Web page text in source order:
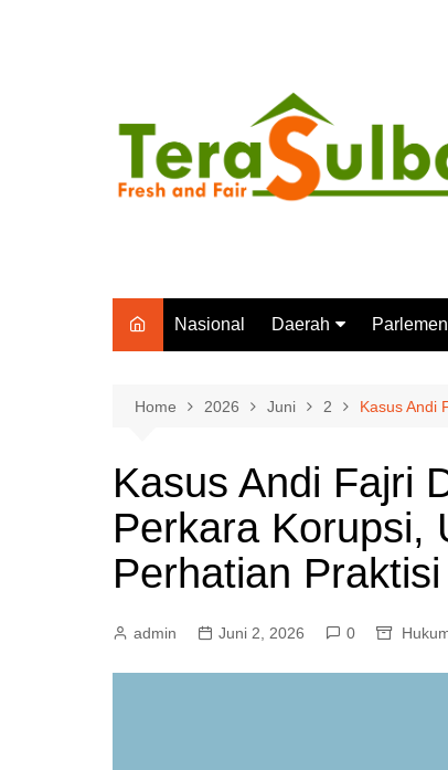
Nasional Daerah
Polewali Mandar
Majene
Mamasa
Pasangkayu
Parlemen
Home 2026 Juni 2 Kasus Andi
Kasus Andi Fajri
Perkara Korupsi,
Perhatian
admin Juni 2, 2026 0